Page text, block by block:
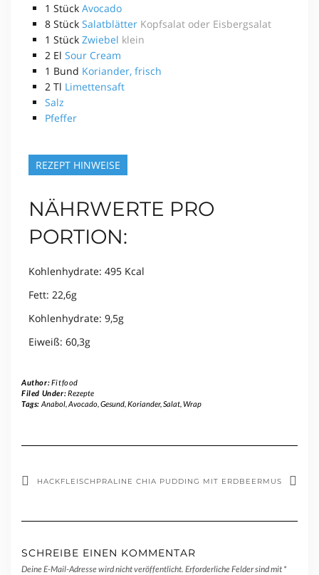
1 Stück Avocado
8 Stück Salatblätter Kopfsalat oder Eisbergsalat
1 Stück Zwiebel klein
2 El Sour Cream
1 Bund Koriander, frisch
2 Tl Limettensaft
Salz
Pfeffer
REZEPT HINWEISE
NÄHRWERTE PRO
PORTION:
Kohlenhydrate: 495 Kcal
Fett: 22,6g
Kohlenhydrate: 9,5g
Eiweiß: 60,3g
Author:Fitfood
Filed Under:Rezepte
Tags: Anabol, Avocado, Gesund, Koriander, Salat, Wrap
HACKFLEISCHPRALINE CHIA PUDDING MIT ERDBEERMUS
SCHREIBE EINEN KOMMENTAR
Deine E-Mail-Adresse wird nicht veröffentlicht. Erforderliche Felder sind mit *